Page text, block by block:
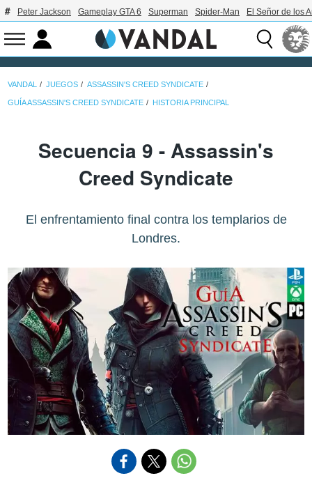
Peter Jackson Gameplay GTA 6 Superman Spider-Man El Señor de los
VANDAL JUEGOS ASSASSIN'S CREED SYNDICATE
GUÍA ASSASSIN'S CREED SYNDICATE HISTORIA PRINCIPAL
Secuencia 9 - Assassin's
Creed Syndicate
El enfrentamiento final contra los templarios de
Londres.